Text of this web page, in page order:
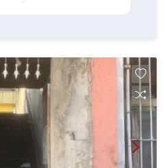
agilidade pela cidade e